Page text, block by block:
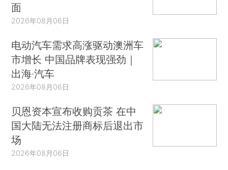
面
2026年08月06日
电动汽车需求高涨驱动澳洲车
市增长 中国品牌表现强劲｜
出海·汽车
2026年08月06日
贝恩资本宣布收购贡茶 在中
国大陆无法注册商标后退出市
场
2026年08月06日